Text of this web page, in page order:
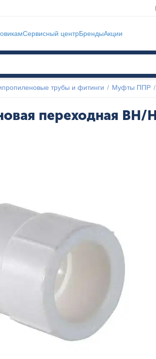
Сервисный центрБрендыАкции
трубы и фитинги / Муфты ППР /
переходная ВН/